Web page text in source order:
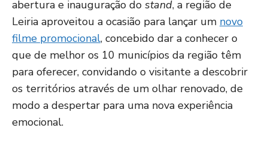
abertura e inauguração do stand, a região de
Leiria aproveitou a ocasião para lançar um novo
filme promocional, concebido dar a conhecer o
que de melhor os 10 municípios da região têm
para oferecer, convidando o visitante a descobrir
os territórios através de um olhar renovado, de
modo a despertar para uma nova experiência
emocional.